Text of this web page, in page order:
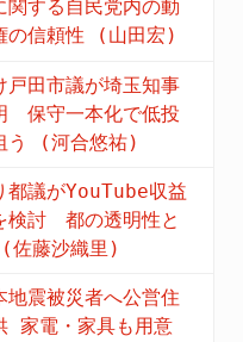
関する自民党内の動
の信頼性 (山田宏)
戸田市議が埼玉知事
保守一本化で低投
う (河合悠祐)
都議がYouTube収益
検討 都の透明性と
佐藤沙織里)
地震被災者へ公営住
家電・家具も用意